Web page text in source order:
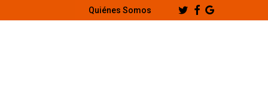
Quiénes Somos TwitterFacebook
Google-
Plus